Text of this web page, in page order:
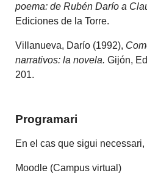
poema: de Rubén Darío a
Ediciones de la Torre.
Villanueva, Darío (1992),
narrativos: la novela. Gijón,
201.
Programari
En el cas que sigui necessari,
Moodle (Campus virtual)